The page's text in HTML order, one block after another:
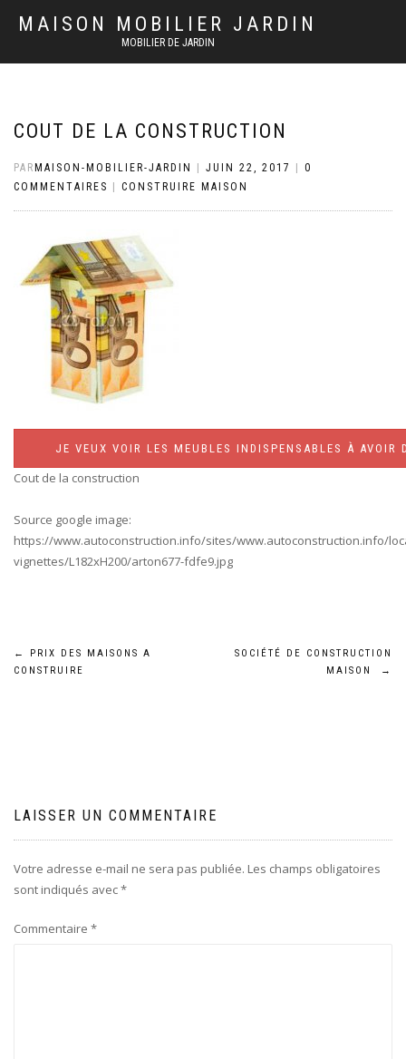
MAISON MOBILIER JARDIN
MOBILIER DE JARDIN
COUT DE LA CONSTRUCTION
PAR MAISON-MOBILIER-JARDIN JUIN 22, 2017
0
COMMENTAIRES
CONSTRUIRE MAISON
JE VEUX VOIR LES MEUBLES INDISPENSABLES À
Cout de la construction
Source google image:
https://www.autoconstruction.info/sites/www.autoconstruction.info/
vignettes/L182xH200/arton677-fdfe9.jpg
Navigation
←
PRIX DES MAISONS A
CONSTRUIRE
SOCIÉTÉ DE CONSTRUCTION
MAISON
→
LAISSER UN COMMENTAIRE
Votre adresse e-mail ne sera pas publiée. Les champs obligatoires
sont indiqués avec*
Commentaire *